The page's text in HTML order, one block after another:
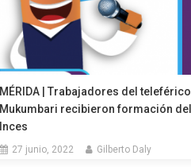
MÉRIDA | Trabajadores del teleférico
Mukumbari recibieron formación del
Inces
27 junio, 2022 Gilberto Daly